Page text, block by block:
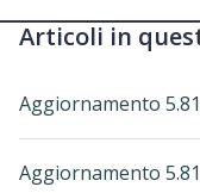
Articoli in
Aggiornamento
Aggiornamento